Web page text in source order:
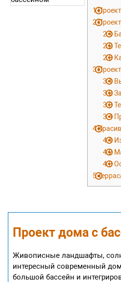
1
2
2.1
2.2
2.3
3
3.1
3.2
3.3
3.4
4
4.1
4.2
4.3
5
Проект дома с
Живописные ландшафты,
интересный современный
большой бассейн и